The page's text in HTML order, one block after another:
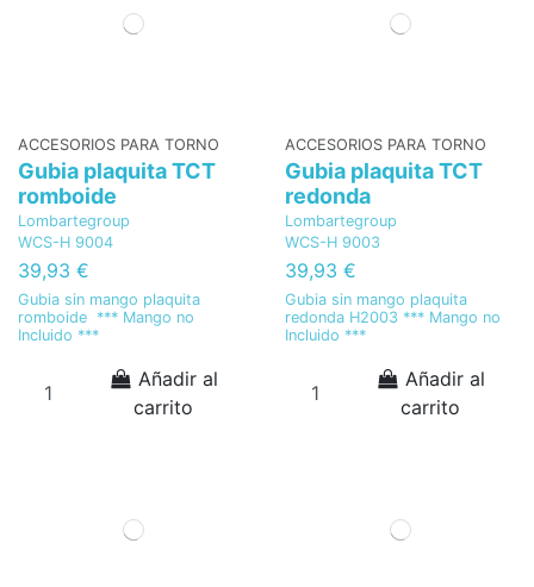
ACCESORIOS PARA TORNO
Gubia plaquita TCT
romboide
Lombartegroup
WCS-H 9004
39,93 €
Gubia sin mango plaquita
romboide *** Mango no
Incluido ***
Añadir al
carrito
ACCESORIOS PARA TORNO
Gubia plaquita TCT
redonda
Lombartegroup
WCS-H 9003
39,93 €
Gubia sin mango plaquita
redonda H2003 *** Mango no
Incluido ***
Añadir al
carrito